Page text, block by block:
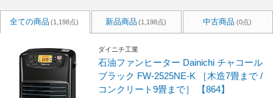
全ての商品 (1,198点) 新品商品 (1,198点) 中古商品 (0点)
ダイニチ工業
石油ファンヒーター Dainichi チャコール
ブラック FW-2525NE-K ［木造7畳まで /
コンクリート9畳まで］ 【864】